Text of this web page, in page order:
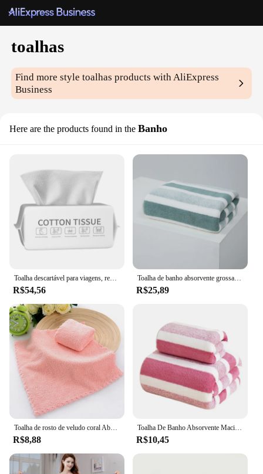
toalhas
Find more styletoalhas products with AliExpress
Business
Here are the products found in the Banho
Toalha descartável para viagens, removedor de maquiagem, removedor de maquiagem, algodão macio, molhado e seco, 100pcs
R$54,56
Toalha de banho absorvente grossa, Toalha macia para casa, 1 Pc
R$25,89
Toalha de rosto de veludo coral Absorvente de microfibra Toalha de mão quadrada de alta densidade Toalhetes de limpeza rápida Suprimentos de lenço limpo
R$8,88
Toalha De Banho Absorvente Macia Para Casa, Toalha De Rosto Espessada, 1 Pc
R$10,45